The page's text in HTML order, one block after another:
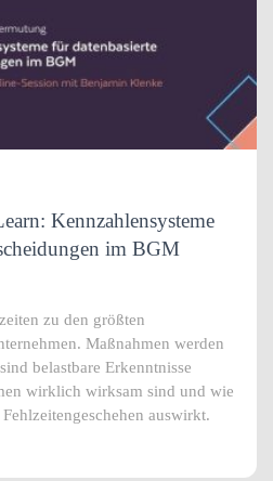
Kennzahlensysteme
im BGM
zu den größten
Maßnahmen werden
belastbare Erkenntnisse
wirklich wirksam sind und wie
auswirkt.